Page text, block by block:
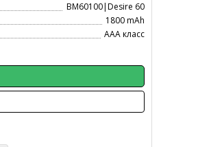
BM60100|Desire 60
1800 mAh
AAA класс